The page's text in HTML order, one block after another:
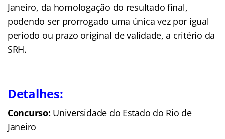
Janeiro, da homologação do resultado final,
podendo ser prorrogado uma única vez por igual
período ou prazo original de validade, a critério da
SRH.
Detalhes:
Concurso: Universidade do Estado do Rio de
Janeiro